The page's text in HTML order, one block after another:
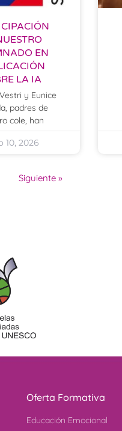
EN
LA IA
y Eunice
padres de
cole, han
10, 2026
Siguiente »
Oferta Formativa
Educación Emocional